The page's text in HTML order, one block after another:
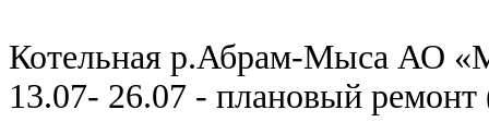
Котельная р.Абрам-Мыса АО
13.07- 26.07 - плановый ремонт